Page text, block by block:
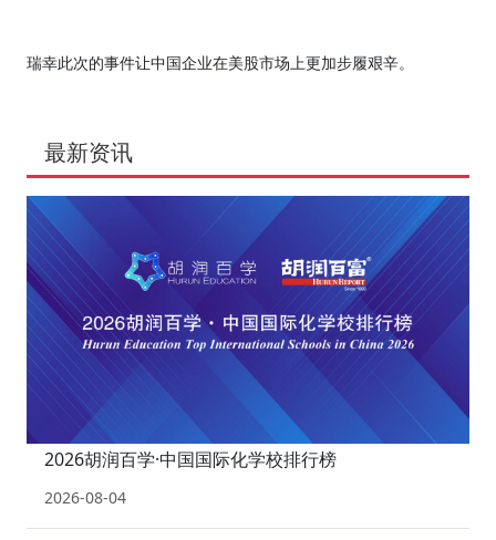
瑞幸此次的事件让中国企业在美股市场上更加步履艰辛。
最新资讯
2026胡润百学·中国国际化学校排行榜
2026-08-04